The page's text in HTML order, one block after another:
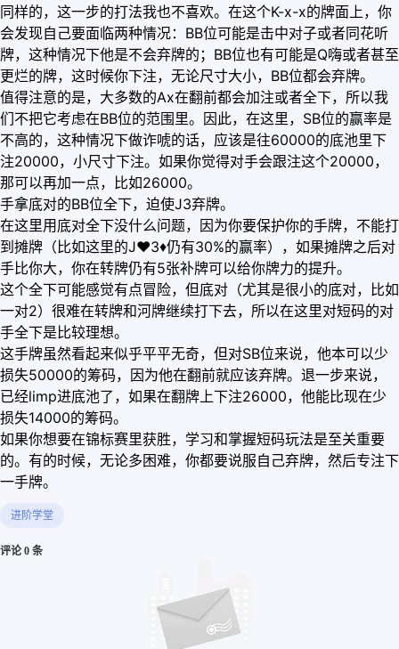
同样的，这一步的打法我也不喜欢。在这个K-x-x的牌面上，你
会发现自己要面临两种情况：BB位可能是击中对子或者同花听
牌，这种情况下他是不会弃牌的；BB位也有可能是Q嗨或者甚至
更烂的牌，这时候你下注，无论尺寸大小，BB位都会弃牌。
值得注意的是，大多数的Ax在翻前都会加注或者全下，所以我
们不把它考虑在BB位的范围里。因此，在这里，SB位的赢率是
不高的，这种情况下做诈唬的话，应该是往60000的底池里下
注20000，小尺寸下注。如果你觉得对手会跟注这个20000，
那可以再加一点，比如26000。
手拿底对的BB位全下，迫使J3弃牌。
在这里用底对全下没什么问题，因为你要保护你的手牌，不能打
到摊牌（比如这里的J♥3♦仍有30%的赢率），如果摊牌之后对
手比你大，你在转牌仍有5张补牌可以给你牌力的提升。
这个全下可能感觉有点冒险，但底对（尤其是很小的底对，比如
一对2）很难在转牌和河牌继续打下去，所以在这里对短码的对
手全下是比较理想。
这手牌虽然看起来似乎平平无奇，但对SB位来说，他本可以少
损失50000的筹码，因为他在翻前就应该弃牌。退一步来说，
已经limp进底池了，如果在翻牌上下注26000，他能比现在少
损失14000的筹码。
如果你想要在锦标赛里获胜，学习和掌握短码玩法是至关重要
的。有的时候，无论多困难，你都要说服自己弃牌，然后专注下
一手牌。
进阶学堂
评论 0 条